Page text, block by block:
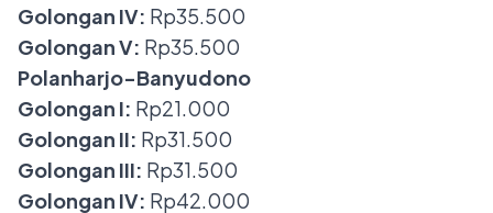
Golongan IV: Rp35.500
Golongan V: Rp35.500
Polanharjo-Banyudono
Golongan I: Rp21.000
Golongan II: Rp31.500
Golongan III: Rp31.500
Golongan IV: Rp42.000